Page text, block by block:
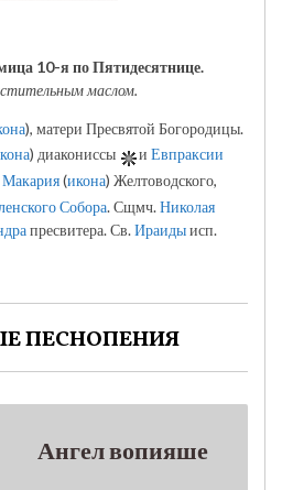
10-я по Пятидесятнице.
маслом.
), матери Пресвятой Богородицы.
) диакониссы и Евпраксии
Макария(икона) Желтоводского,
Собора. Сщмч.Николая
пресвитера. Св.Ираидыисп.
ПЕСНОПЕНИЯ
Ангел вопияше